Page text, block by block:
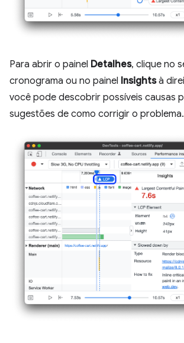
Para abrir o painel Detalhes, clique no
cronograma ou no painel Insightsà
você pode descobrir possíveis causas
sugestões de como corrigir o problema.